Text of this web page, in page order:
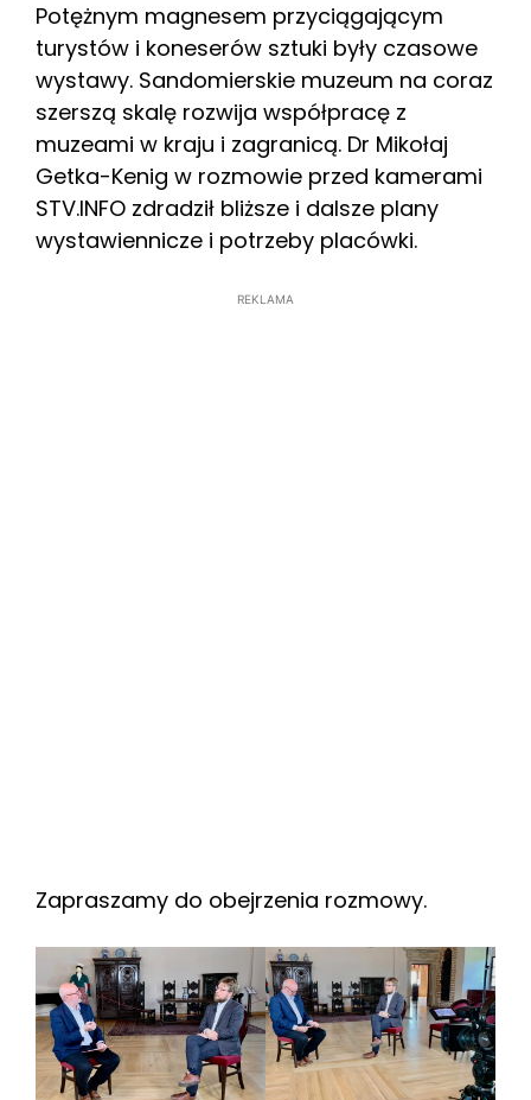
Potężnym magnesem przyciągającym
turystów i koneserów sztuki były czasowe
wystawy. Sandomierskie muzeum na coraz
szerszą skalę rozwija współpracę z
muzeami w kraju i zagranicą. Dr Mikołaj
Getka-Kenig w rozmowie przed kamerami
STV.INFO zdradził bliższe i dalsze plany
wystawiennicze i potrzeby placówki.
REKLAMA
Zapraszamy do obejrzenia rozmowy.